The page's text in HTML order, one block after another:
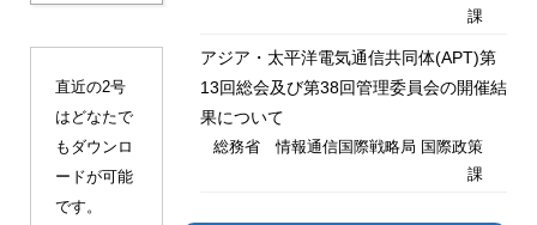
関連団体
課
アジア・太平洋電気通信共同体(APT)第
13回総会及び第38回管理委員会の開催結
果について
総務省 情報通信国際戦略局 国際政策
課
直近の2号
はどなたで
もダウンロ
ードが可能
です。